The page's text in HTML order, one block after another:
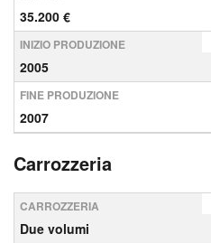
35.200 €
INIZIO PRODUZIONE
2005
FINE PRODUZIONE
2007
Carrozzeria
CARROZZERIA
Due volumi